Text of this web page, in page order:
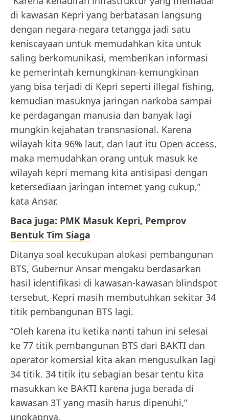
di kawasan Kepri yang berbatasan langsung
dengan negara-negara tetangga jadi satu
keniscayaan untuk memudahkan kita untuk
saling berkomunikasi, memberikan informasi
ke pemerintah kemungkinan-kemungkinan
yang bisa terjadi di Kepri seperti illegal fishing,
kemudian masuknya jaringan narkoba sampai
ke perdagangan manusia dan banyak lagi
mungkin kejahatan transnasional. Karena
wilayah kita 96% laut, dan laut itu Open access,
maka memudahkan orang untuk masuk ke
wilayah kepri memang kita antisipasi dengan
ketersediaan jaringan internet yang cukup,”
kata Ansar.
Baca juga: PMK Masuk Kepri, Pemprov
Bentuk Tim Siaga
Ditanya soal kecukupan alokasi pembangunan
BTS, Gubernur Ansar mengaku berdasarkan
hasil identifikasi di kawasan-kawasan blindspot
tersebut, Kepri masih membutuhkan sekitar 34
titik pembangunan BTS lagi.
“Oleh karena itu ketika nanti tahun ini selesai
ke 77 titik pembangunan BTS dari BAKTI dan
operator komersial kita akan mengusulkan lagi
34 titik. 34 titik itu sebagian besar tentu kita
masukkan ke BAKTI karena juga berada di
kawasan 3T yang masih harus dipenuhi,”
ungkapnya.